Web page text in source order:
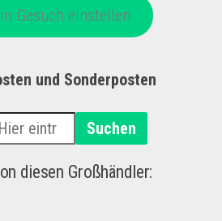
Gesuch einstellen
und Sonderposten
Suchen
diesen Großhändler: